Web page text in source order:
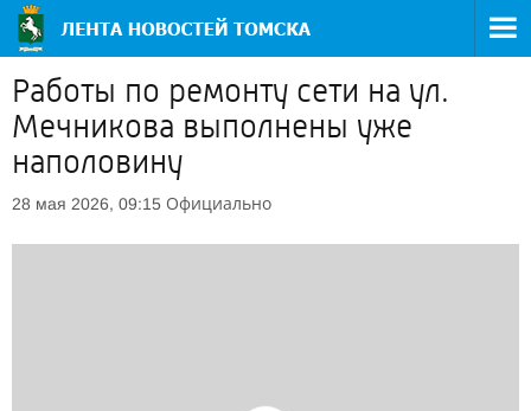
Работы по ремонту сети на ул.
Мечникова выполнены уже
наполовину
28 мая 2026, 09:15 Официально